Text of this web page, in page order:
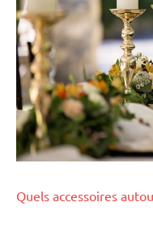
Quels accessoires